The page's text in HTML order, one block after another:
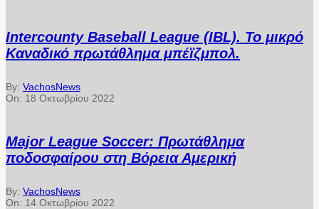
Intercounty Baseball League (IBL). Το μικρό
Καναδικό πρωτάθλημα μπέϊζμπολ.
By: VachosNews
On: 18 Οκτωβρίου 2022
Major League Soccer: Πρωτάθλημα
ποδοσφαίρου στη Βόρεια Αμερική
By: VachosNews
On: 14 Οκτωβρίου 2022